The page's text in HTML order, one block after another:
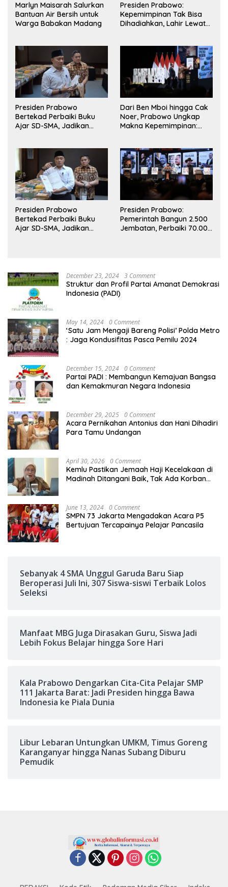
Marlyn Maisarah Salurkan
Bantuan Air Bersih untuk
Warga Babakan Madang
Presiden Prabowo:
Kepemimpinan Tak Bisa
Dihadiahkan, Lahir Lewat
Presiden Prabowo
Bertekad Perbaiki Buku
Ajar SD-SMA, Jadikan
Dari Ben Mboi hingga Cak
Noer, Prabowo Ungkap
Makna Kepemimpinan:
Presiden Prabowo
Bertekad Perbaiki Buku
Ajar SD-SMA, Jadikan
Presiden Prabowo:
Pemerintah Bangun 2.500
Jembatan, Perbaiki 70.000
December 23, 2024 3 Comment
Struktur dan Profil Partai Amanat Demokrasi
Indonesia (PADI)
May 14, 2024 0 Comment
‘Satu Jam Mengaji Bareng Polisi’ Polda Metro
: Jaga Kondusifitas Pasca Pemilu 2024
December 15, 2024 0 Comment
Partai PADI : Membangun Kemajuan Bangsa
dan Kemakmuran Negara Indonesia
December 29, 2025 0 Comment
Acara Pernikahan Antonius dan Hani Dihadiri
Para Tamu Undangan
April 30, 2026 0 Comment
Kemlu Pastikan Jemaah Haji Kecelakaan di
Madinah Ditangani Baik, Tak Ada Korban
June 13, 2024 0 Comment
SMPN 73 Jakarta Mengadakan Acara P5
Bertujuan Tercapainya Pelajar Pancasila
Sebanyak 4 SMA Unggul Garuda Baru Siap
Beroperasi Juli Ini, 307 Siswa-siswi Terbaik Lolos
Seleksi
Manfaat MBG Juga Dirasakan Guru, Siswa Jadi
Lebih Fokus Belajar hingga Sore Hari
Kala Prabowo Dengarkan Cita-Cita Pelajar SMP
111 Jakarta Barat: Jadi Presiden hingga Bawa
Indonesia ke Piala Dunia
Libur Lebaran Untungkan UMKM, Timus Goreng
Karanganyar hingga Nanas Subang Diburu
Pemudik